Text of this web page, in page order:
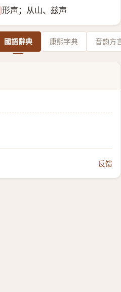
形声；从山、兹声
國語辭典 康熙字典 音韵方
反馈